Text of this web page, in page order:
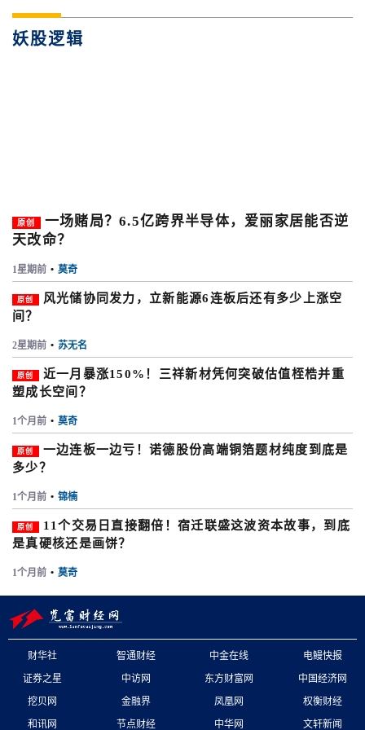
妖股逻辑
原创
一场赌局？6.5亿跨界半导体，爱丽家居能否逆
天改命？
1星期前 • 莫奇
原创
风光储协同发力，立新能源6连板后还有多少上涨空
间？
2星期前 • 苏无名
原创
近一月暴涨150%！三祥新材凭何突破估值桎梏并重
塑成长空间？
1个月前 • 莫奇
原创
一边连板一边亏！诺德股份高端铜箔题材纯度到底是
多少？
1个月前 • 锦楠
原创
11个交易日直接翻倍！宿迁联盛这波资本故事，到底
是真硬核还是画饼？
1个月前 • 莫奇
财华社 智通财经 中金在线
电鳗快报
证券之星
中访网 东方财富网
中国经济网
挖贝网
金融界 凤凰网
权衡财经
和讯网
节点财经 中华网 文轩新闻